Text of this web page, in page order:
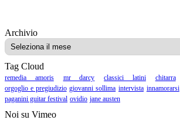
ArchivioArchivio
Tag Cloud
remedia amoris mr darcy classici latini chitarra
orgoglio e pregiudizio giovanni sollima intervista innamorarsi
paganini guitar festival ovidio jane austen
Noi su Vimeo